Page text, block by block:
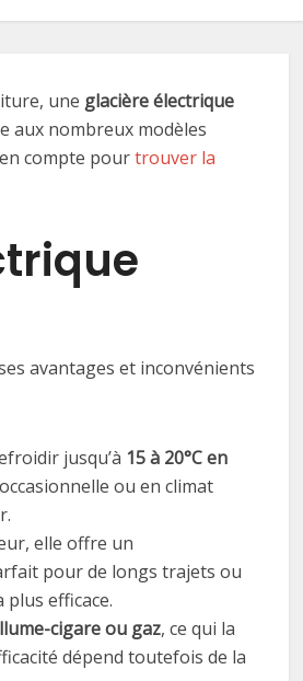
une glacière électrique
aux nombreux modèles
compte pourtrouver la
avantages et inconvénients
jusqu’à 15 à 20°C en
ou en climat
elle offre un
pour de longs trajets ou
efficace.
cigare ou gaz, ce qui la
dépend toutefois de la